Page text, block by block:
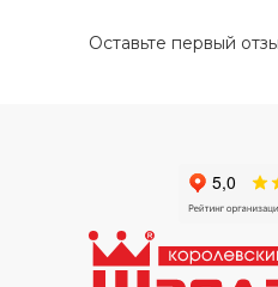
Оставьте первый